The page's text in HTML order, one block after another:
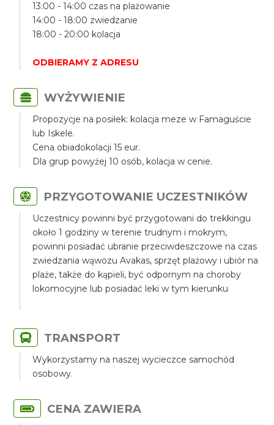
13:00 - 14:00 czas na plażowanie
14:00 - 18:00 zwiedzanie
18:00 - 20:00 kolacja
ODBIERAMY Z ADRESU
WYŻYWIENIE
Propozycje na posiłek: kolacja meze w Famaguście
lub Iskele.
Cena obiadokolacji 15 eur.
Dla grup powyżej 10 osób, kolacja w cenie.
PRZYGOTOWANIE UCZESTNIKÓW
Uczestnicy powinni być przygotowani do trekkingu
około 1 godziny w terenie trudnym i mokrym,
powinni posiadać ubranie przeciwdeszczowe na czas
zwiedzania wąwozu Avakas, sprzęt plażowy i ubiór na
plaże, także do kąpieli, być odpornym na choroby
lokomocyjne lub posiadać leki w tym kierunku
TRANSPORT
Wykorzystamy na naszej wycieczce samochód
osobowy.
CENA ZAWIERA